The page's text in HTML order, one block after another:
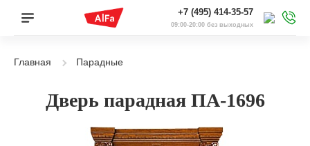
+7 (495) 414-35-57
09:00-20:00 без выходных
Главная Парадные
Дверь парадная ПА-1696